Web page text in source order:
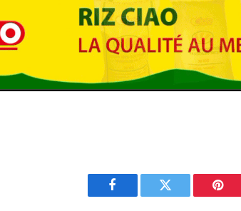
Facebook Twitter